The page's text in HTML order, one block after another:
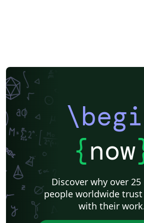
{now
Discover why over
people worldwide trust
with their